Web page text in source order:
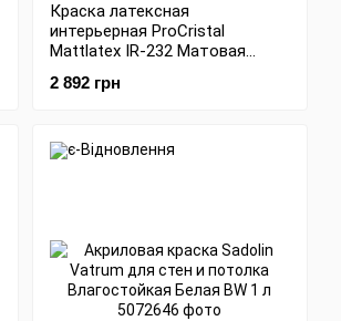
Краска латексная
интерьерная ProCristal
Mattlatex IR-232 Матовая
2 892 грн